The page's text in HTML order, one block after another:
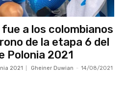
fue a los colombianos
de la etapa 6 del
Polonia 2021
2021 Gheiner Duwian - 14/08/2021